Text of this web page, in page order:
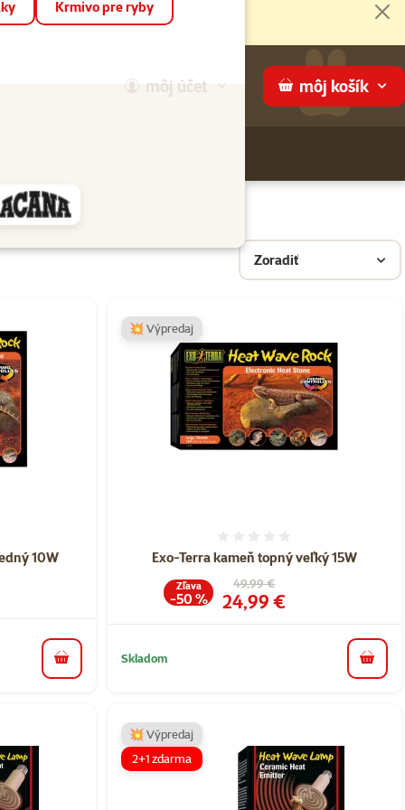
môj účet môj košík
Krmivo pre ryby
Zoradiť
10W
do košíka
Exo-Terra kameň topný veľký 15W
Pôvodná cena
49,99 €
Cena
24,99 €
Zľava
-50 %
💥 Výpredaj
Skladom do
💥 Výpredaj
2+1 zdarma